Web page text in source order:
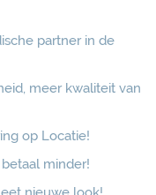
partner in de
meer kwaliteit van
op Locatie!
minder!